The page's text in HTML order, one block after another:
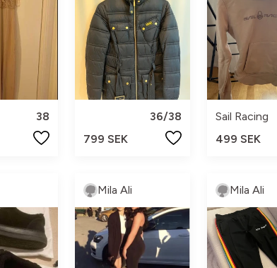
38
36/38
799 SEK
Sail Racing
499 SEK
Mila Ali Mila Ali